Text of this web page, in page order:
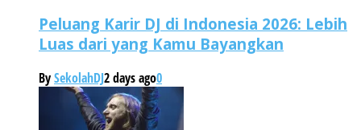
Peluang Karir DJ di Indonesia 2026: Lebih
Luas dari yang Kamu Bayangkan
BySekolahDJ2 days ago0